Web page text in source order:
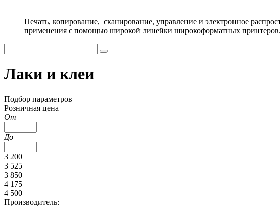
Печать, копирование, сканирование, управление и электронное
применения с помощью широкой линейки широкоформатных принтеров.
Лаки и клеи
Подбор параметров
Розничная цена
От
До
3 200
3 525
3 850
4 175
4 500
Производитель: